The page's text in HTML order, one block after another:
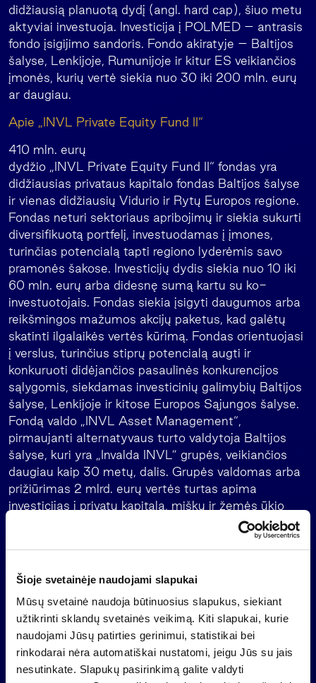
Šioje svetainėje naudojami slapukai
Mūsų svetainė naudoja būtinuosius slapukus, siekiant
užtikrinti sklandų svetainės veikimą. Kiti slapukai, kurie
naudojami Jūsų patirties gerinimui, statistikai bei
rinkodarai nėra automatiškai nustatomi, jeigu Jūs su jais
nesutinkate. Slapukų pasirinkimą galite valdyti
didžiausią planuotą dydį (angl. hard cap), šiuo metu
aktyviai investuoja. Investicija į POLMED – antrasis
fondo įsigijimo sandoris. Fondo akiratyje – Baltijos
šalyse, Lenkijoje, Rumunijoje ir kitur ES veikiančios
įmonės, kurių vertė siekia nuo 30 iki 200 mln. eurų
ar daugiau.
Apie „INVL Private Equity Fund II“
410 mln. eurų
dydžio „INVL Private Equity Fund II“ fondas yra
didžiausias privataus kapitalo fondas Baltijos šalyse
ir vienas didžiausių Vidurio ir Rytų Europos regione.
Fondas neturi sektoriaus apribojimų ir siekia sukurti
diversifikuotą portfelį, investuodamas į įmones,
turinčias potencialą tapti regiono lyderėmis savo
pramonės šakose. Investicijų dydis siekia nuo 10 iki
60 mln. eurų arba didesnę sumą kartu su ko-
investuotojais. Fondas siekia įsigyti daugumos arba
reikšmingos mažumos akcijų paketus, kad galėtų
skatinti ilgalaikės vertės kūrimą. Fondas orientuojasi
į verslus, turinčius stiprų potencialą augti ir
konkuruoti didėjančios pasaulinės konkurencijos
sąlygomis, siekdamas investicinių galimybių Baltijos
šalyse, Lenkijoje ir kitose Europos Sąjungos šalyse.
Fondą valdo „INVL Asset Management“,
pirmaujanti alternatyvaus turto valdytoja Baltijos
šalyse, kuri yra „Invalda INVL” grupės, veikiančios
daugiau kaip 30 metų, dalis. Grupės valdomas arba
prižiūrimas 2 mlrd. eurų vertės turtas apima
investicijas į privatų kapitalą, miškų ir žemės ūkio
paskirties žemę, atsinaujinančią energetiką,
nekilnojamąjį turtą bei privačią skolą. Grupės veikla
Latvijoje ir Estijoje, pensijų fondų Latvijoje valdymą
ir investicijas į pasaulinius trečiųjų šalių fondus.
Apie Tarptautinę finansų korporaciją (IFC)
Tarptautinė finansų korporacija (angl.
International Finance Corporation, IFC), Pasaulio
banko grupės narė, yra didžiausia pasaulyje plėtros